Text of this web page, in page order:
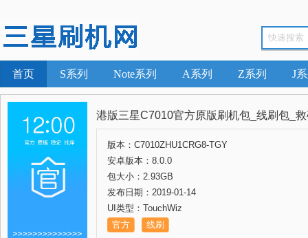
首页 S系列 Note系列 A系列 Z系列 J
港版三星C7010官方原版刷机包_线刷包_
版本：C7010ZHU1CRG8-TGY
安卓版本：8.0.0
包大小：2.93GB
发布日期：2019-01-14
UI类型：TouchWiz
官方
线刷